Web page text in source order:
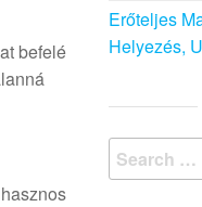
befelé
Erőteljes
Helyezés,
Search
for: